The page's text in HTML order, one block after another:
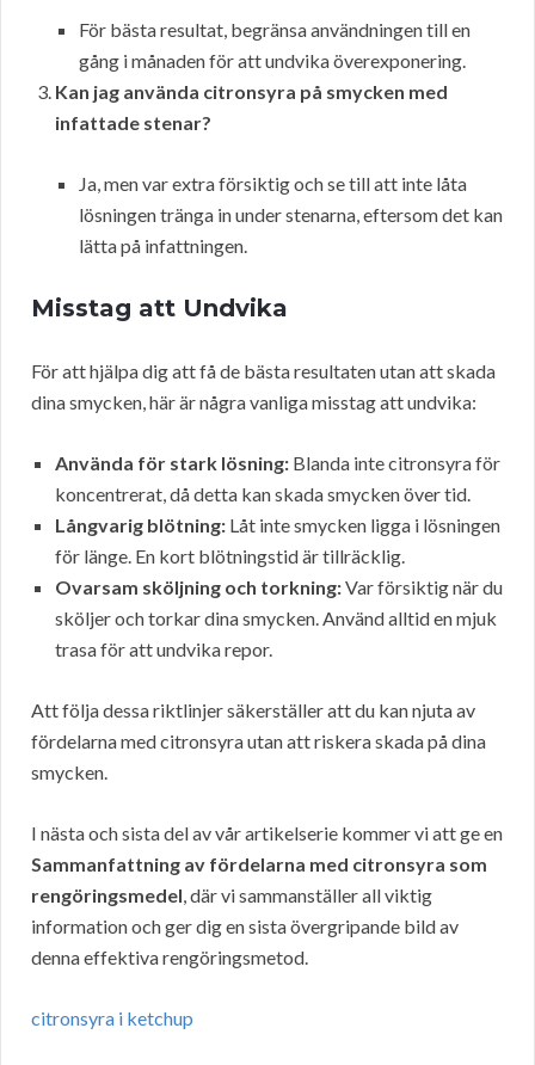
För bästa resultat, begränsa användningen till en
gång i månaden för att undvika överexponering.
Kan jag använda citronsyra på smycken med
infattade stenar?
Ja, men var extra försiktig och se till att inte låta
lösningen tränga in under stenarna, eftersom det kan
lätta på infattningen.
Misstag att Undvika
För att hjälpa dig att få de bästa resultaten utan att skada
dina smycken, här är några vanliga misstag att undvika:
Använda för stark lösning: Blanda inte citronsyra för
koncentrerat, då detta kan skada smycken över tid.
Långvarig blötning: Låt inte smycken ligga i lösningen
för länge. En kort blötningstid är tillräcklig.
Ovarsam sköljning och torkning:Var försiktig när du
sköljer och torkar dina smycken. Använd alltid en mjuk
trasa för att undvika repor.
Att följa dessa riktlinjer säkerställer att du kan njuta av
fördelarna med citronsyra utan att riskera skada på dina
smycken.
I nästa och sista del av vår artikelserie kommer vi att ge en
Sammanfattning av fördelarna med citronsyra som
rengöringsmedel, där vi sammanställer all viktig
information och ger dig en sista övergripande bild av
denna effektiva rengöringsmetod.
citronsyra i ketchup